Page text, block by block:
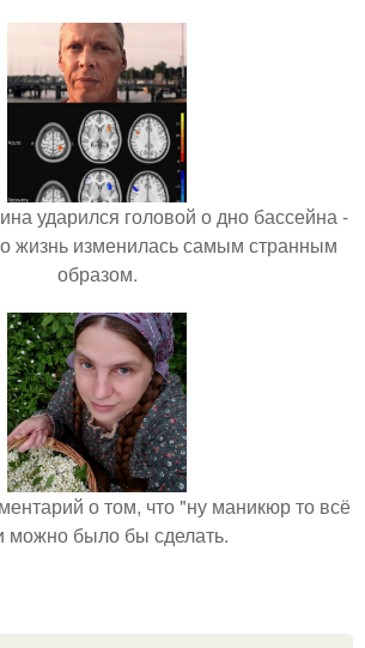
ударился головой о дно бассейна -
жизнь изменилась самым странным
образом.
о том, что "ну маникюр то всё
можно было бы сделать.